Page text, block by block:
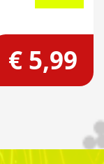
€ 5,99